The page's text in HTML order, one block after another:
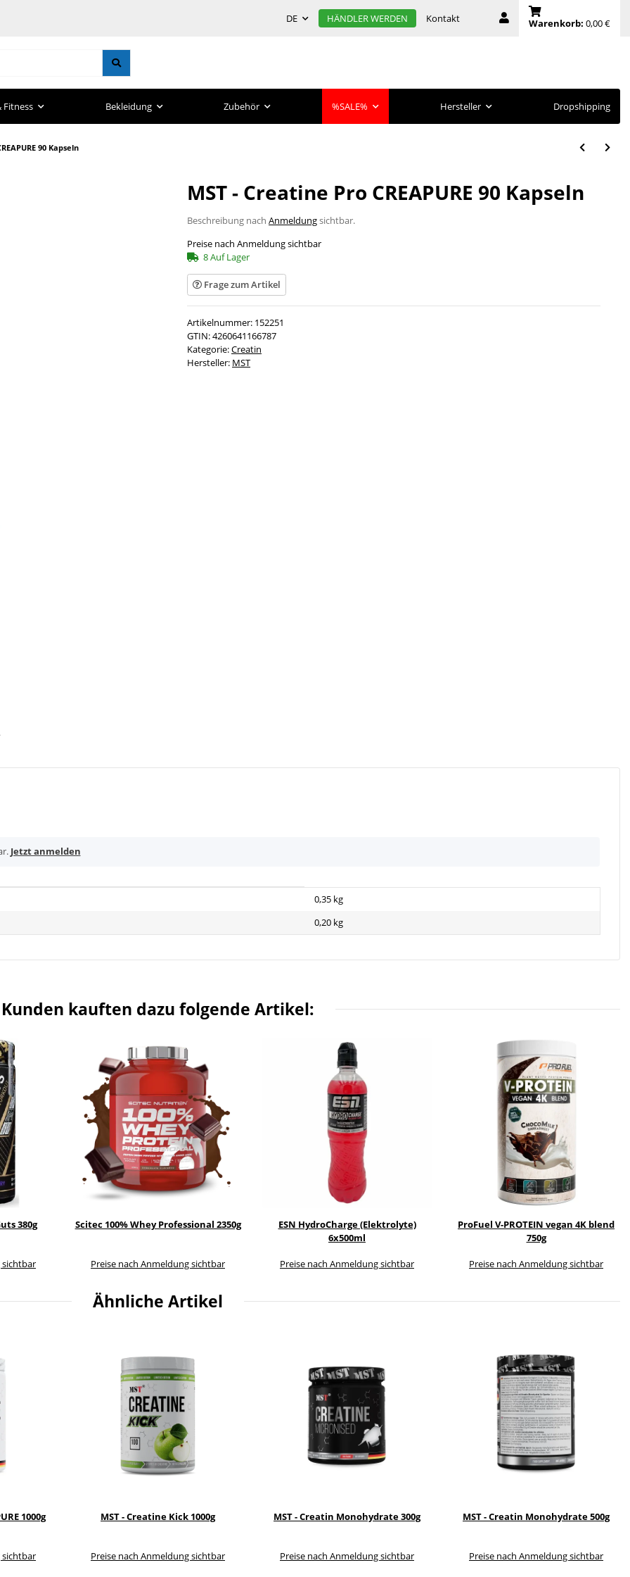
DE HÄNDLER WERDEN Kontakt Warenkorb: 0,00 €
Fitness Bekleidung Zubehör %SALE% Hersteller Dropshipping
90 Kapseln
MST - Creatine Pro CREAPURE 90 Kapseln
Beschreibung nach Anmeldungsichtbar.
Preise nach Anmeldung sichtbar
8 Auf Lager
Frage zum Artikel
Artikelnummer: 152251
GTIN:4260641166787
Kategorie:Creatin
Hersteller: MST
Jetzt anmelden
0,35 kg
0,20 kg
Kunden kauften dazu folgende Artikel:
380g
sichtbar
Scitec 100% Whey Professional 2350g
Preise nach Anmeldung sichtbar
ESN HydroCharge (Elektrolyte)
6x500ml
Preise nach Anmeldung sichtbar
ProFuel V-PROTEIN vegan 4K blend
750g
Preise nach Anmeldung sichtbar
Ähnliche Artikel
1000g
sichtbar
MST - Creatine Kick 1000g
Preise nach Anmeldung sichtbar
MST - Creatin Monohydrate 300g
Preise nach Anmeldung sichtbar
MST - Creatin Monohydrate 500g
Preise nach Anmeldung sichtbar